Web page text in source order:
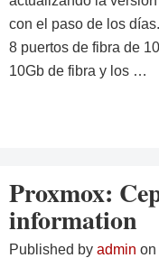
con el paso de los
8 puertos de fibra de
10Gb de fibra y los …
Proxmox:
information
Published by admin on